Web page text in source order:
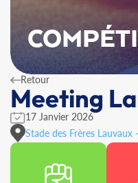
Retour
Meeting
17 Janvier 2026
Stade des Frères